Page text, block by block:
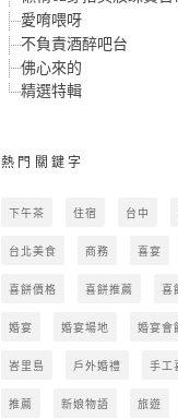
愛唷喂呀
不負責酒醉吧台
佛心來的
精選特輯
熱門關鍵字
下午茶 住宿 台中
台北美食 商務 喜宴
喜餅價格 喜餅推薦 喜
婚宴 婚宴場地 婚宴會
峇里島 戶外婚禮 手工
推薦 新娘物語 旅遊